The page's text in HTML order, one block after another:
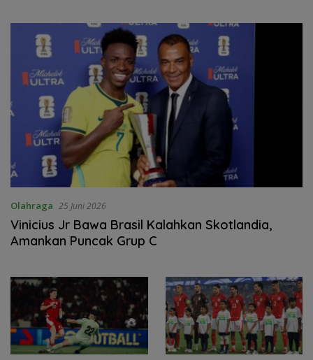
Olahraga 25 Juni 2026
Vinicius Jr Bawa Brasil Kalahkan Skotlandia,
Amankan Puncak Grup C